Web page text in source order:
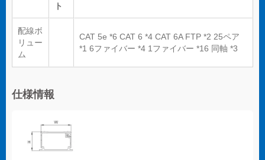
ト
配線ボ
リュー
ム
CAT 5e *6 CAT 6 *4 CAT 6A FTP *2 25ペア
*1 6ファイバー *4 1ファイバー *16 同軸 *3
仕様情報